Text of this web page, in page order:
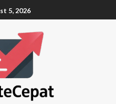
5, 2026